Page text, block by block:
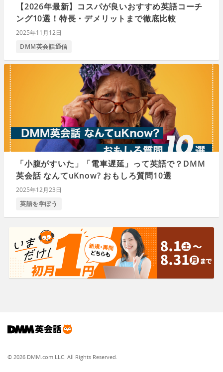
【2026年最新】コスパが良いおすすめ英語コーチ
ング10選！特長・デメリットまで徹底比較
2025年11月12日
DMM英会話通信
「小腹がすいた」「電車遅延」って英語で？DMM
英会話 なんてuKnow? おもしろ質問10選
2025年12月23日
英語を学ぼう
© 2026 DMM.com LLC. All Rights Reserved.